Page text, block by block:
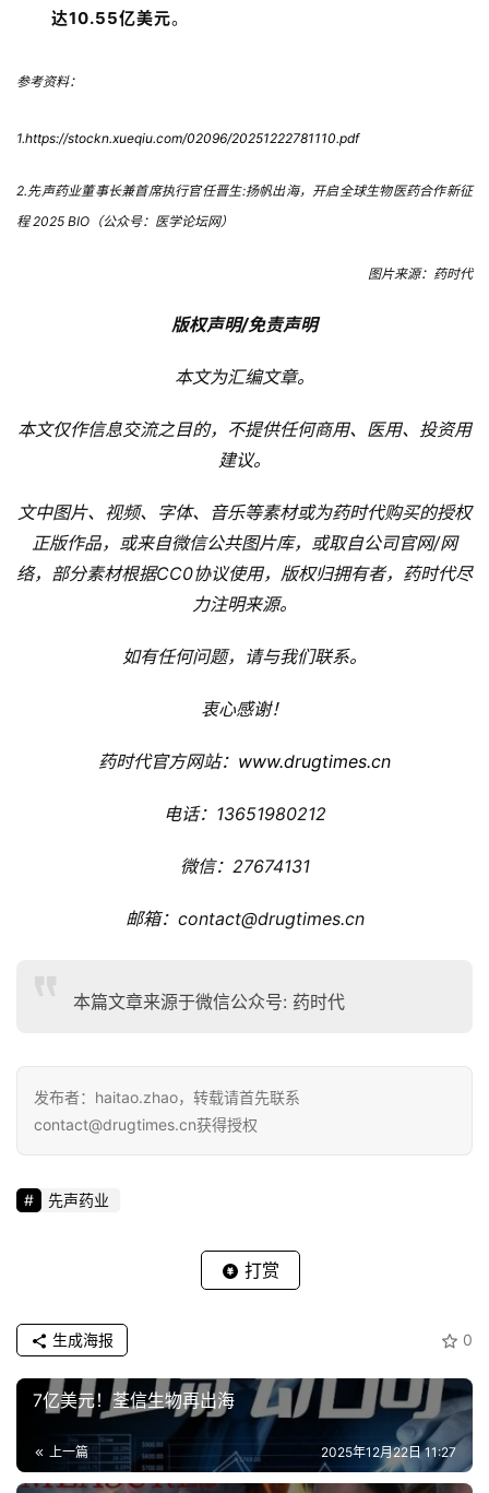
彩
B
D
时
苑
A
达10.55亿美元。
参考资料：
1.https://stockn.xueqiu.com/02096/20251222781110.pdf
2.先声药业董事长兼首席执行官任晋生:扬帆出海，开启全球生物医药合作新征
程 2025 BIO（公众号：医学论坛网）
图片来源：药时代
版权声明/免责声明
本文为汇编文章。
本文仅作信息交流之目的，不提供任何商用、医用、投资用
建议。
文中图片、视频、字体、音乐等素材或为药时代购买的授权
正版作品，或来自微信公共图片库，或取自公司官网/网
络，部分素材根据CC0协议使用，版权归拥有者，药时代尽
力注明来源。
如有任何问题，请与我们联系。
衷心感谢！
药时代官方网站： www.drugtimes.cn
电话：13651980212
微信：27674131
邮箱：contact@drugtimes.cn
本篇文章来源于微信公众号: 药时代
发布者：haitao.zhao，转载请首先联系
contact@drugtimes.cn获得授权
先声药业
打赏
0
生成海报
7亿美元！荃信生物再出海
上一篇 2025年12月22日 11:27